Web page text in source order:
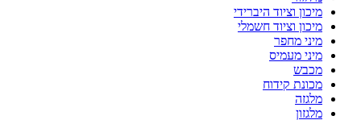
מיכון וציוד היברידי
מיכון וציוד חשמלי
מיני מחפר
מיני מעמיס
מכבש
מכונת קידוח
מלגזה
מלגזון